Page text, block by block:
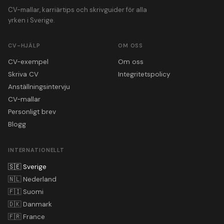
CV-mallar, karriärtips och skrivguider för alla
yrken i Sverige.
CV-HJÄLP
CV-exempel
Skriva CV
Anställningsintervju
CV-mallar
Personligt brev
Blogg
OM OSS
Om oss
Integritetspolicy
INTERNATIONELLT
🇸🇪 Sverige
🇳🇱 Nederland
🇫🇮 Suomi
🇩🇰 Danmark
🇫🇷 France